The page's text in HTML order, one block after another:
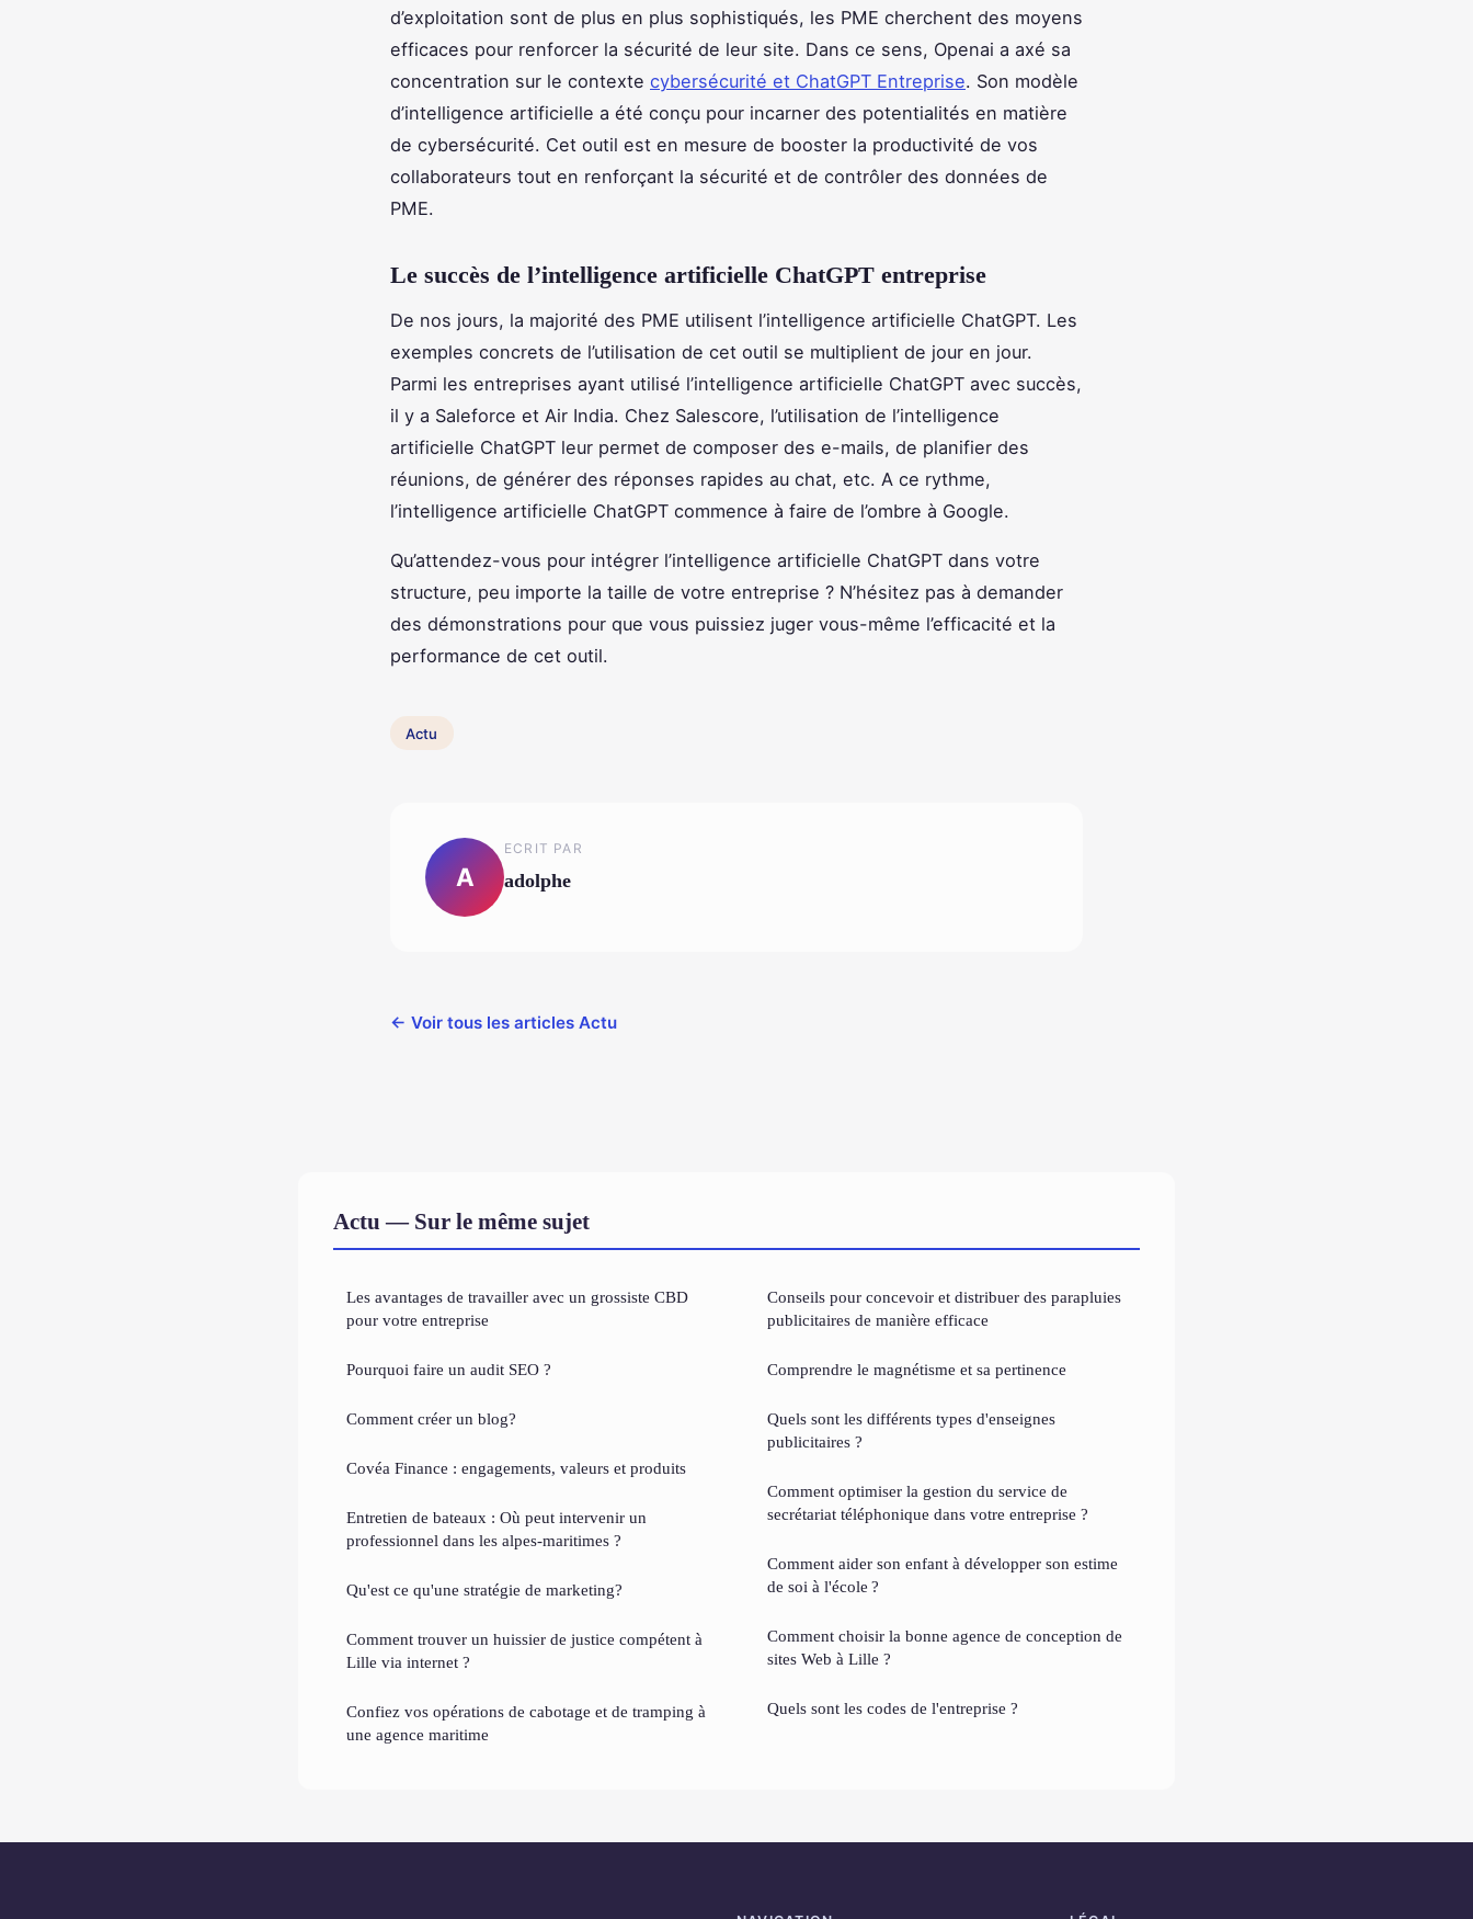
d’exploitation sont de plus en plus sophistiqués, les PME cherchent des moyens
efficaces pour renforcer la sécurité de leur site. Dans ce sens, Openai a axé sa
concentration sur le contexte cybersécurité et ChatGPT Entreprise. Son modèle
d’intelligence artificielle a été conçu pour incarner des potentialités en matière
de cybersécurité. Cet outil est en mesure de booster la productivité de vos
collaborateurs tout en renforçant la sécurité et de contrôler des données de
PME.
Le succès de l’intelligence artificielle ChatGPT entreprise
De nos jours, la majorité des PME utilisent l’intelligence artificielle ChatGPT. Les
exemples concrets de l’utilisation de cet outil se multiplient de jour en jour.
Parmi les entreprises ayant utilisé l’intelligence artificielle ChatGPT avec succès,
il y a Saleforce et Air India. Chez Salescore, l’utilisation de l’intelligence
artificielle ChatGPT leur permet de composer des e-mails, de planifier des
réunions, de générer des réponses rapides au chat, etc. A ce rythme,
l’intelligence artificielle ChatGPT commence à faire de l’ombre à Google.
Qu’attendez-vous pour intégrer l’intelligence artificielle ChatGPT dans votre
structure, peu importe la taille de votre entreprise ? N’hésitez pas à demander
des démonstrations pour que vous puissiez juger vous-même l’efficacité et la
performance de cet outil.
Actu
A
ECRIT PAR
adolphe
← Voir tous les articles Actu
Actu — Sur le même sujet
Les avantages de travailler avec un grossiste CBD
pour votre entreprise
Pourquoi faire un audit SEO ?
Comment créer un blog?
Covéa Finance : engagements, valeurs et produits
Entretien de bateaux : Où peut intervenir un
professionnel dans les alpes-maritimes ?
Qu'est ce qu'une stratégie de marketing?
Comment trouver un huissier de justice compétent à
Lille via internet ?
Confiez vos opérations de cabotage et de tramping à
une agence maritime
Conseils pour concevoir et distribuer des parapluies
publicitaires de manière efficace
Comprendre le magnétisme et sa pertinence
Quels sont les différents types d'enseignes
publicitaires ?
Comment optimiser la gestion du service de
secrétariat téléphonique dans votre entreprise ?
Comment aider son enfant à développer son estime
de soi à l'école ?
Comment choisir la bonne agence de conception de
sites Web à Lille ?
Quels sont les codes de l'entreprise ?